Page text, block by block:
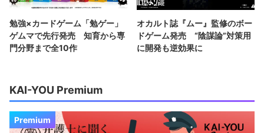
勉強×カードゲーム「勉ゲー」
ゲムマで先行発売 知育から専
門分野まで全10作
オカルト誌『ムー』監修のボー
ドゲーム発売 “陰謀論”対策用
に開発も逆効果に
KAI-YOU Premium
Premium